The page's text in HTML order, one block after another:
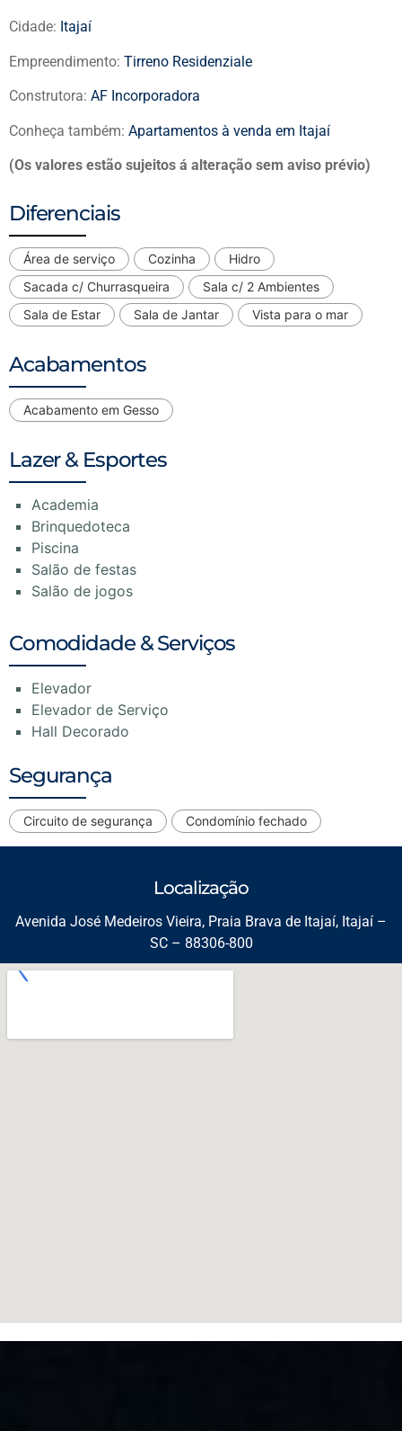
Cidade: Itajaí
Empreendimento: Tirreno Residenziale
Construtora: AF Incorporadora
Conheça também: Apartamentos à venda em Itajaí
(Os valores estão sujeitos á alteração sem aviso prévio)
Diferenciais
Área de serviço Cozinha
Hidro
Sacada c/ Churrasqueira
Sala c/ 2 Ambientes
Sala de Estar
Sala de Jantar Vista para o mar
Acabamentos
Acabamento em Gesso
Lazer & Esportes
Academia
Brinquedoteca
Piscina
Salão de festas
Salão de jogos
Comodidade & Serviços
Elevador
Elevador de Serviço
Hall Decorado
Segurança
Circuito de segurança Condomínio fechado
Localização
Avenida José Medeiros Vieira, Praia Brava de Itajaí, Itajaí –
SC – 88306-800